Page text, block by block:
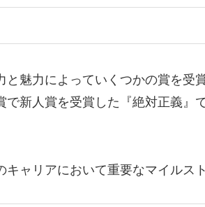
と魅力によっていくつかの賞を受
で新人賞を受賞した『絶対正義』
キャリアにおいて重要なマイルス